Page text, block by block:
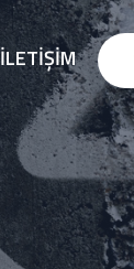
İLETIŞIM